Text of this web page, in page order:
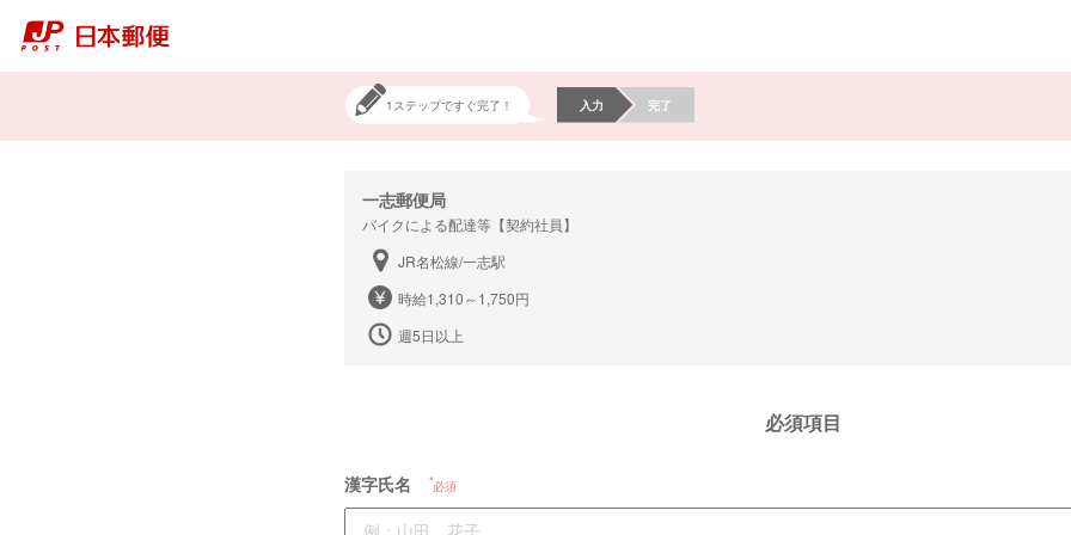
1ステップですぐ完了！ 入力 完了
一志郵便局
バイクによる配達等【契約社員】
JR名松線/一志駅
時給1,310～1,750円
週5日以上
必須項目
漢字氏名 必須